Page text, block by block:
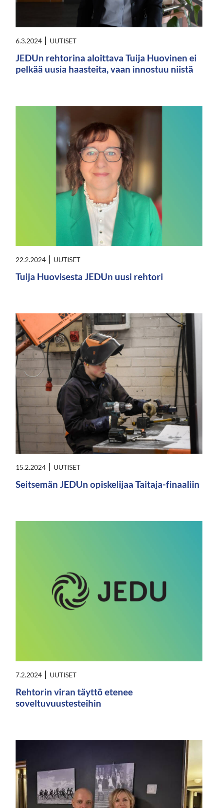
6.3.2024 UUTISET
JEDUn rehtorina aloittava Tuija Huovinen ei
pelkää uusia haasteita, vaan innostuu niistä
22.2.2024 UUTISET
Tuija Huovisesta JEDUn uusi rehtori
15.2.2024 UUTISET
Seitsemän JEDUn opiskelijaa Taitaja-finaaliin
7.2.2024 UUTISET
Rehtorin viran täyttö etenee
soveltuvuustesteihin